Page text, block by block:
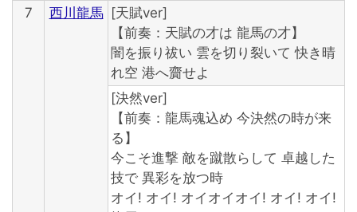
7
西川龍馬 [天賦ver]
【前奏：天賦の才は 龍馬の才】
闇を振り祓い 雲を切り裂いて 快き晴
れ空 港へ齎せよ
[決然ver]
【前奏：龍馬魂込め 今決然の時が来
る】
今こそ進撃 敵を蹴散らして 卓越した
技で 異彩を放つ時
オイ! オイ! オイオイオイ! オイ! オイ!